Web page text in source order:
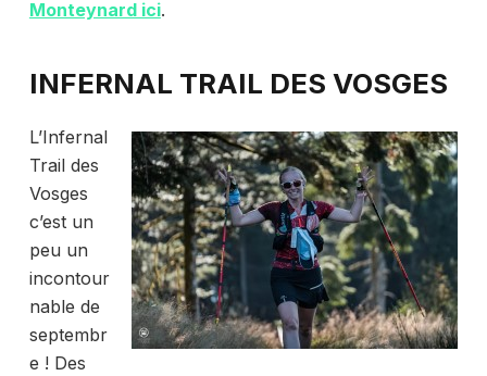
Monteynard ici.
INFERNAL TRAIL DES VOSGES
L’Infernal
Trail des
Vosges
c’est un
peu un
incontour
nable de
septembr
e ! Des